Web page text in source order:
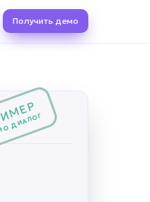
Получить демо
ДИАЛОГ